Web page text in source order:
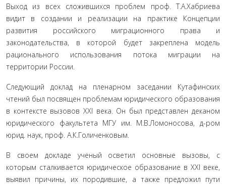
Выход из всех сложившихся проблем проф. Т.А.Хабриева
видит в создании и реализации на практике Концепции
развития российского мигра­ционного права и
законодательства, в которой будет закреплена модель
рационального использования потока миграции на
территории России.
Следующий доклад на пленарном заседании Кутафинских
чтений был посвящен проблемам юридического образования
в контексте вызовов XXI века. Он был представлен деканом
юридиче­ского факультета МГУ им. М.В.Ломоносова, д-ром
юрид. наук, проф. А.К.Голиченковым.
В своем докладе ученый осветил основные вызо­вы, с
которым сталкивается юридическое образова­ние в XXI веке,
выявил причины, их породившие, а также предложил пути